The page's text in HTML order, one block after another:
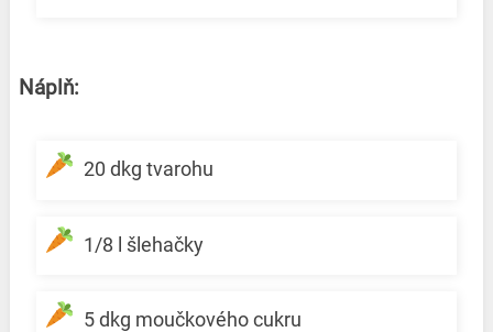
Náplň:
20 dkg tvarohu
1/8 l šlehačky
5 dkg moučkového cukru